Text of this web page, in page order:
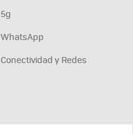
5g
WhatsApp
Conectividad y Redes